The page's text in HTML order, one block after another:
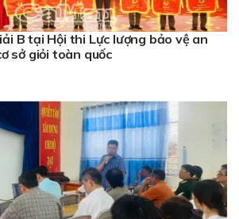
B tại Hội thi Lực lượng bảo vệ an
sở giỏi toàn quốc